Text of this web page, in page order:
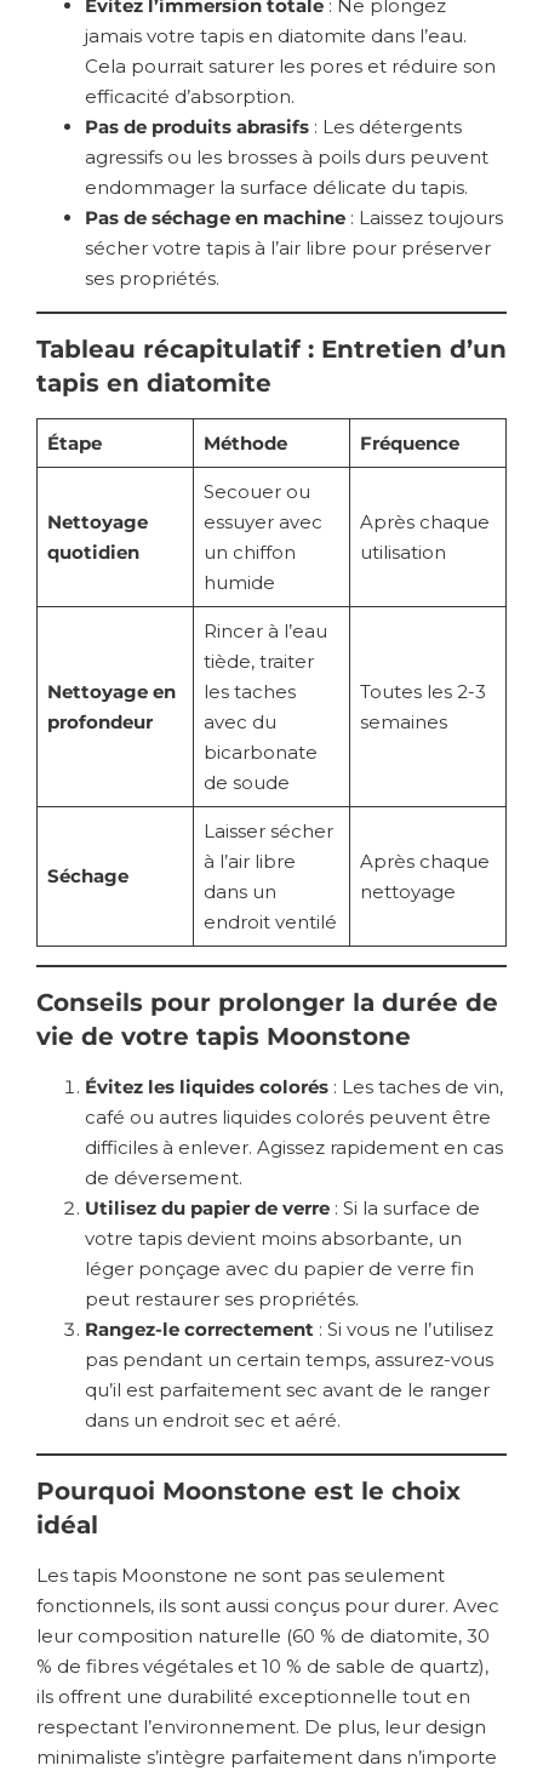
Évitez l’immersion totale : Ne plongez
jamais votre tapis en diatomite dans l’eau.
Cela pourrait saturer les pores et réduire son
efficacité d’absorption.
Pas de produits abrasifs : Les détergents
agressifs ou les brosses à poils durs peuvent
endommager la surface délicate du tapis.
Pas de séchage en machine : Laissez toujours
sécher votre tapis à l’air libre pour préserver
ses propriétés.
Tableau récapitulatif : Entretien d’un
tapis en diatomite
Étape Méthode Fréquence
Nettoyage
quotidien
Secouer ou
essuyer avec
un chiffon
humide
Après chaque
utilisation
Nettoyage en
profondeur
Rincer à l’eau
tiède, traiter
les taches
avec du
bicarbonate
de soude
Toutes les 2-3
semaines
Séchage
Laisser sécher
à l’air libre
dans un
endroit ventilé
Après chaque
nettoyage
Conseils pour prolonger la durée de
vie de votre tapis Moonstone
Évitez les liquides colorés : Les taches de vin,
café ou autres liquides colorés peuvent être
difficiles à enlever. Agissez rapidement en cas
de déversement.
Utilisez du papier de verre : Si la surface de
votre tapis devient moins absorbante, un
léger ponçage avec du papier de verre fin
peut restaurer ses propriétés.
Rangez-le correctement : Si vous ne l’utilisez
pas pendant un certain temps, assurez-vous
qu’il est parfaitement sec avant de le ranger
dans un endroit sec et aéré.
Pourquoi Moonstone est le choix
idéal
Les tapis Moonstone ne sont pas seulement
fonctionnels, ils sont aussi conçus pour durer. Avec
leur composition naturelle (60 % de diatomite, 30
% de fibres végétales et 10 % de sable de quartz),
ils offrent une durabilité exceptionnelle tout en
respectant l’environnement. De plus, leur design
minimaliste s’intègre parfaitement dans n’importe